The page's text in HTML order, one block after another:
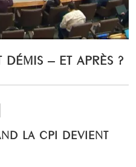
DÉMIS – ET APRÈS ?
LA CPI DEVIENT